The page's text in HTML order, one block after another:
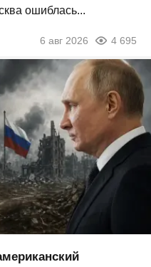
ошиблась...
6 авг 2026 4 695